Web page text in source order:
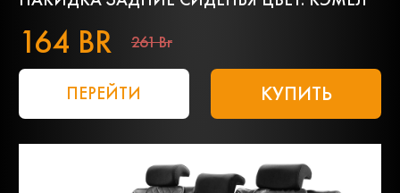
164 BR 261 Br
ПЕРЕЙТИ КУПИТЬ